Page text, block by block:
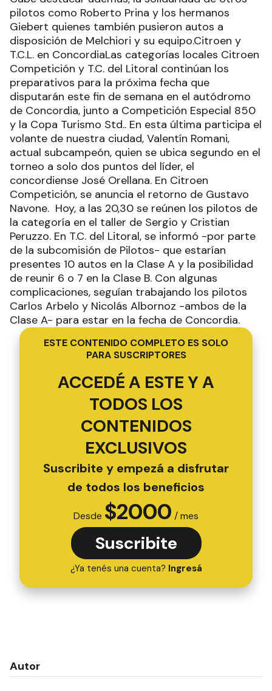
pilotos como Roberto Prina y los hermanos
Giebert quienes también pusieron autos a
disposición de Melchiori y su equipo.Citroen y
T.C.L. en ConcordiaLas categorías locales Citroen
Competición y T.C. del Litoral continúan los
preparativos para la próxima fecha que
disputarán este fin de semana en el autódromo
de Concordia, junto a Competición Especial 850
y la Copa Turismo Std.. En esta última participa el
volante de nuestra ciudad, Valentín Romani,
actual subcampeón, quien se ubica segundo en el
torneo a solo dos puntos del líder, el
concordiense José Orellana. En Citroen
Competición, se anuncia el retorno de Gustavo
Navone. Hoy, a las 20,30 se reúnen los pilotos de
la categoría en el taller de Sergio y Cristian
Peruzzo. En T.C. del Litoral, se informó -por parte
de la subcomisión de Pilotos- que estarían
presentes 10 autos en la Clase A y la posibilidad
de reunir 6 o 7 en la Clase B. Con algunas
complicaciones, seguían trabajando los pilotos
Carlos Arbelo y Nicolás Albornoz -ambos de la
Clase A- para estar en la fecha de Concordia.
ESTE CONTENIDO COMPLETO ES SOLO
PARA SUSCRIPTORES
ACCEDÉ A ESTE Y A
TODOS LOS
CONTENIDOS
EXCLUSIVOS
Suscribite y empezá a disfrutar
de todos los beneficios
Desde $2000 / mes
Suscribite
¿Ya tenés una cuenta? Ingresá
Autor